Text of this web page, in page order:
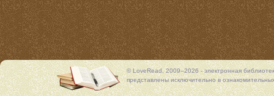
© LoveRead, 2009–2026 - электронная
представлены исключительно в